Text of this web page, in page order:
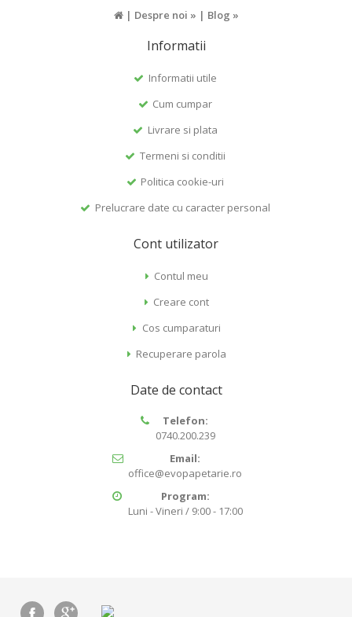
| Despre noi » | Blog »
Informatii
Informatii utile
Cum cumpar
Livrare si plata
Termeni si conditii
Politica cookie-uri
Prelucrare date cu caracter personal
Cont utilizator
Contul meu
Creare cont
Cos cumparaturi
Recuperare parola
Date de contact
Telefon:
0740.200.239
Email:
office@evopapetarie.ro
Program:
Luni - Vineri / 9:00 - 17:00